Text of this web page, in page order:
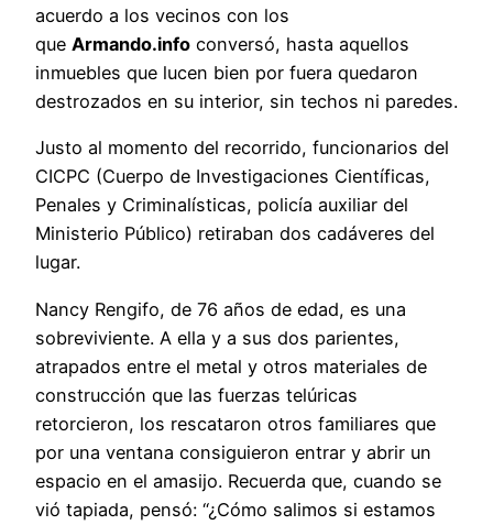
acuerdo a los vecinos con los
que Armando.info conversó, hasta aquellos
inmuebles que lucen bien por fuera quedaron
destrozados en su interior, sin techos ni paredes.
Justo al momento del recorrido, funcionarios del
CICPC (Cuerpo de Investigaciones Científicas,
Penales y Criminalísticas, policía auxiliar del
Ministerio Público) retiraban dos cadáveres del
lugar.
Nancy Rengifo, de 76 años de edad, es una
sobreviviente. A ella y a sus dos parientes,
atrapados entre el metal y otros materiales de
construcción que las fuerzas telúricas
retorcieron, los rescataron otros familiares que
por una ventana consiguieron entrar y abrir un
espacio en el amasijo. Recuerda que, cuando se
vió tapiada, pensó: “¿Cómo salimos si estamos